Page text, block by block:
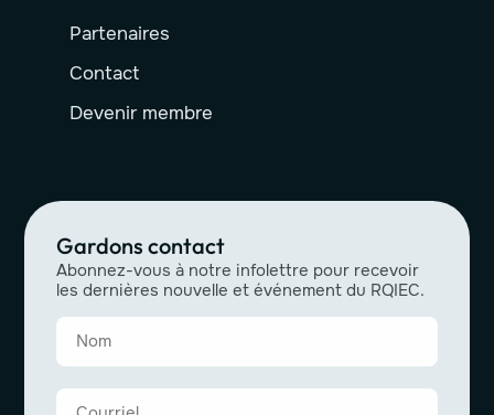
Partenaires
Contact
Devenir membre
Gardons contact
Abonnez-vous à notre infolettre pour recevoir
les dernières nouvelle et événement du RQIEC.